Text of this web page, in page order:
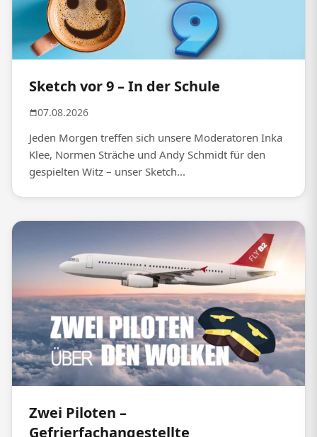
Sketch vor 9 – In der Schule
07.08.2026
Jeden Morgen treffen sich unsere Moderatoren Inka
Klee, Normen Sträche und Andy Schmidt für den
gespielten Witz – unser Sketch...
Zwei Piloten –
Gefrierfachangestellte